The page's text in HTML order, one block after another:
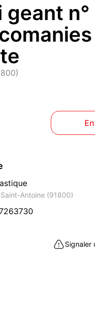
Antoine (91800)
Signaler